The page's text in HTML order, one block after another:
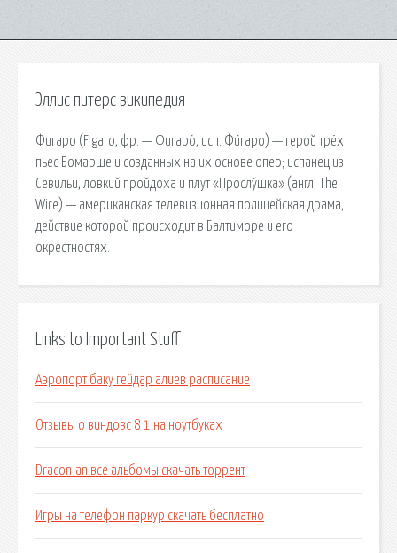
Эллис питерс википедия
Фигаро (Figaro, фр. — Фигаро́, исп. Фи́гаро) — герой трёх
пьес Бомарше и созданных на их основе опер; испанец из
Севильи, ловкий пройдоха и плут «Прослу́шка» (англ. The
Wire) — американская телевизионная полицейская драма,
действие которой происходит в Балтиморе и его
окрестностях.
Links to Important Stuff
Аэропорт баку гейдар алиев расписание
Отзывы о виндовс 8 1 на ноутбуках
Draconian все альбомы скачать торрент
Игры на телефон паркур скачать бесплатно